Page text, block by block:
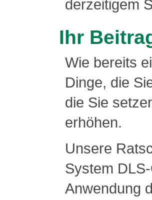
derzeitigem
Ihr
Wie bereits
Dinge, die
die Sie
erhöhen.
Unsere
System
Anwendung